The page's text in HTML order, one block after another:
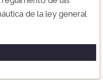
de la ley general